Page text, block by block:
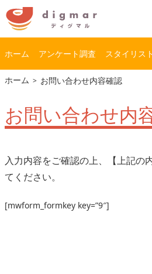
コ
ン
ン
ツ
ナ
ビ
ー
シ
ホーム アンケート調査 スタイリス
ホーム お問い合わせ内容確認
お問い合わせ内
入力内容をご確認の上、【上記の
てください。
[mwform_formkey key=”9″]